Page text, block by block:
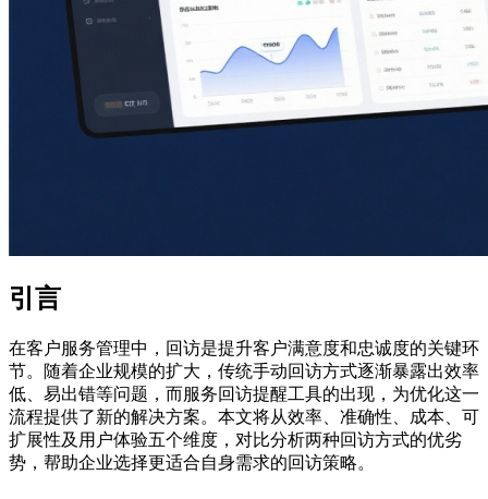
引言
在客户服务管理中，回访是提升客户满意度和忠诚度的关键环
节。随着企业规模的扩大，传统手动回访方式逐渐暴露出效率
低、易出错等问题，而服务回访提醒工具的出现，为优化这一
流程提供了新的解决方案。本文将从效率、准确性、成本、可
扩展性及用户体验五个维度，对比分析两种回访方式的优劣
势，帮助企业选择更适合自身需求的回访策略。